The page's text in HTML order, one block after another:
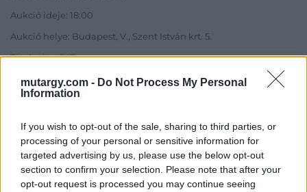
mutargy.com - Do Not Process My Personal
Information
If you wish to opt-out of the sale, sharing to third parties, or
processing of your personal or sensitive information for
targeted advertising by us, please use the below opt-out
section to confirm your selection. Please note that after your
opt-out request is processed you may continue seeing
Aukció ideje: 18:00
Aukció helye: Budapest, V., Szent István krt. 5.
Tételszám: 247
Eladó adatai
Eladó:Kieselbach Galéria
Cím: Kolozsváry Gyöngyvér
Kieselbach Galéria Ker. Kft
1055 Budapest, Szent István krt.
5.